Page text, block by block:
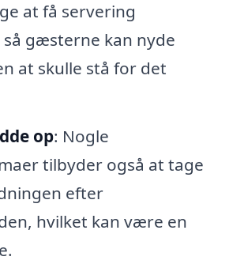
at få servering
gæsterne kan nyde
at skulle stå for det
op: Nogle
tilbyder også at tage
efter
hvilket kan være en